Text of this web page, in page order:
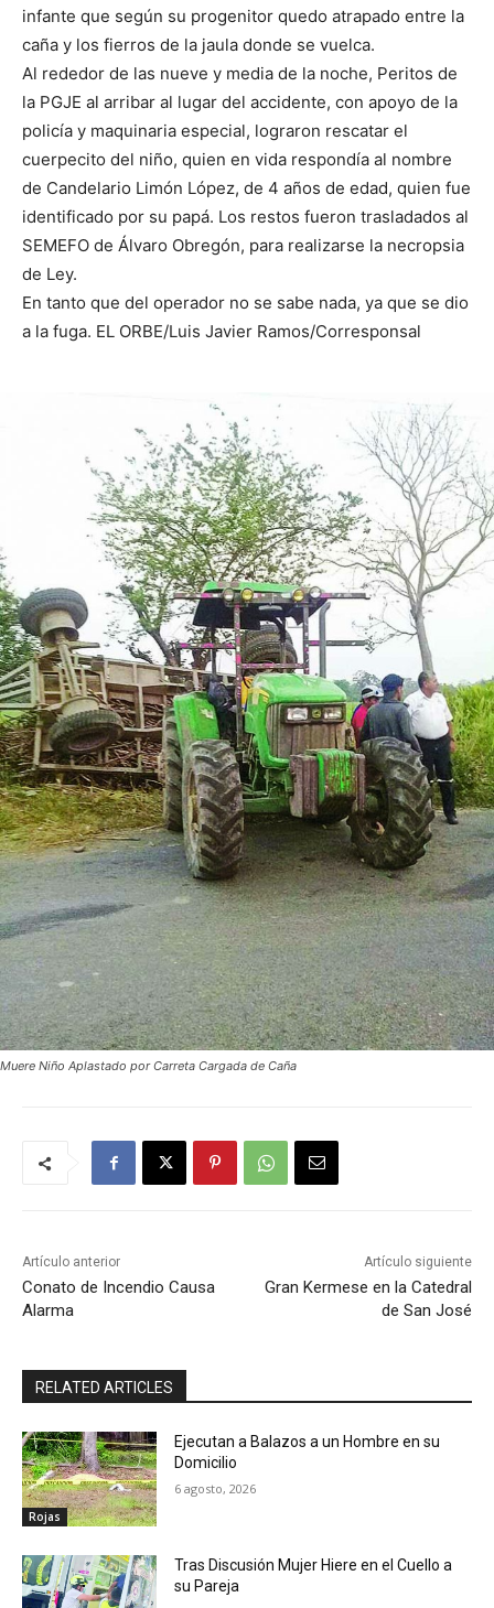
infante que según su progenitor quedo atrapado entre la
caña y los fierros de la jaula donde se vuelca.
Al rededor de las nueve y media de la noche, Peritos de
la PGJE al arribar al lugar del accidente, con apoyo de la
policía y maquinaria especial, lograron rescatar el
cuerpecito del niño, quien en vida respondía al nombre
de Candelario Limón López, de 4 años de edad, quien fue
identificado por su papá. Los restos fueron trasladados al
SEMEFO de Álvaro Obregón, para realizarse la necropsia
de Ley.
En tanto que del operador no se sabe nada, ya que se dio
a la fuga. EL ORBE/Luis Javier Ramos/Corresponsal
Muere Niño Aplastado por Carreta Cargada de Caña
Artículo anterior
Conato de Incendio Causa
Alarma
Artículo siguiente
Gran Kermese en la Catedral
de San José
RELATED ARTICLES
Rojas
Ejecutan a Balazos a un Hombre en su
Domicilio
6 agosto, 2026
Tras Discusión Mujer Hiere en el Cuello a
su Pareja